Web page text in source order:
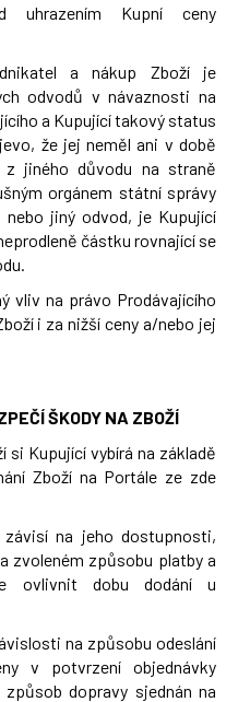
Kupní ceny
a nákup Zboží je
odvodů v návaznosti na
a Kupující takový status
že jej neměl ani v době
z jiného důvodu na straně
orgánem státní správy
jiný odvod, je Kupující
částku rovnající se
vliv na právo Prodávajícího
i za nižší ceny a/nebo jej
ŠKODY NA ZBOŽÍ
si Kupující vybírá na základě
Zboží na Portále ze zde
závisí na jeho dostupnosti,
zvoleném způsobu platby a
ovlivnit dobu dodání u
na způsobu odeslání
v potvrzení objednávky
dopravy sjednán na